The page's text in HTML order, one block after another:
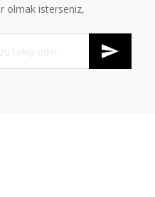
olmak isterseniz,